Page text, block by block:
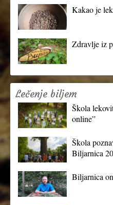
Kakao je
Zdravlje iz
Lečenje biljem
Škola
online”
Škola
Biljarnica
Biljarnica